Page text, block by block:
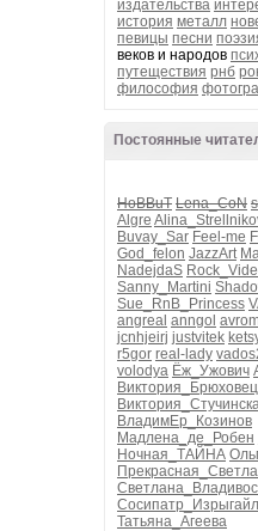
издательства
история металл
певицы песни
веков и народов
путеществия рнб
философия
Постоянные
HoBBuT Lena_CoN
Algre
Buvay_Sar Feel-me
God_felon JazzArt
NadejdaS
Sanny_Martini
Sue_RnB_Princess
angreal anngol
jcnhjeirj justvitek
r5gor real-lady
volodya Ёж_Ужович
ВладимЕр_Козинов
Мадлена_де_Робен
Ночная_ТАЙНА
Татьяна_Агеева